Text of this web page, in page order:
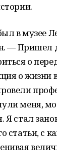
в музее
— Пришел
о
о жизни
меня,
стал
статьи, с